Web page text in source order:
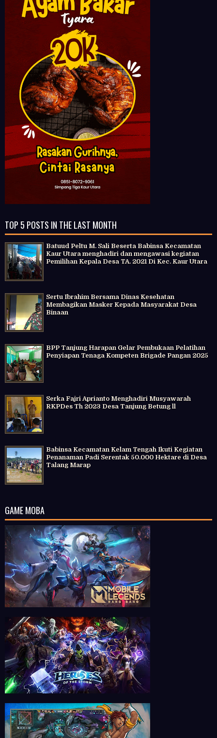
TOP 5 POSTS IN THE LAST MONTH
Batuud Peltu M. Sali Beserta Babinsa Kecamatan
Kaur Utara menghadiri dan mengawasi kegiatan
Pemilihan Kepala Desa TA. 2021 Di Kec. Kaur Utara
Sertu Ibrahim Bersama Dinas Kesehatan
Membagikan Masker Kepada Masyarakat Desa
Binaan
BPP Tanjung Harapan Gelar Pembukaan Pelatihan
Penyiapan Tenaga Kompeten Brigade Pangan 2025
Serka Fajri Aprianto Menghadiri Musyawarah
RKPDes Th 2023 Desa Tanjung Betung ll
Babinsa Kecamatan Kelam Tengah Ikuti Kegiatan
Penanaman Padi Serentak 50.000 Hektare di Desa
Talang Marap
GAME MOBA